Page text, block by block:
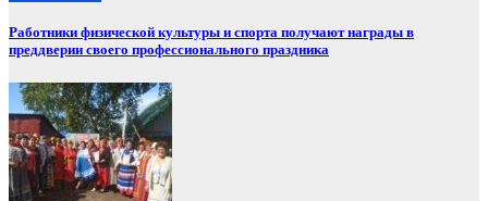
Работники физической культуры и спорта получают награды в
преддверии своего профессионального праздника